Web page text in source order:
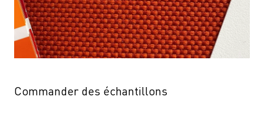
Commander des échantillons